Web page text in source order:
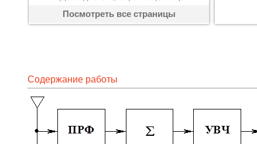
Посмотреть все страницы
Содержание работы